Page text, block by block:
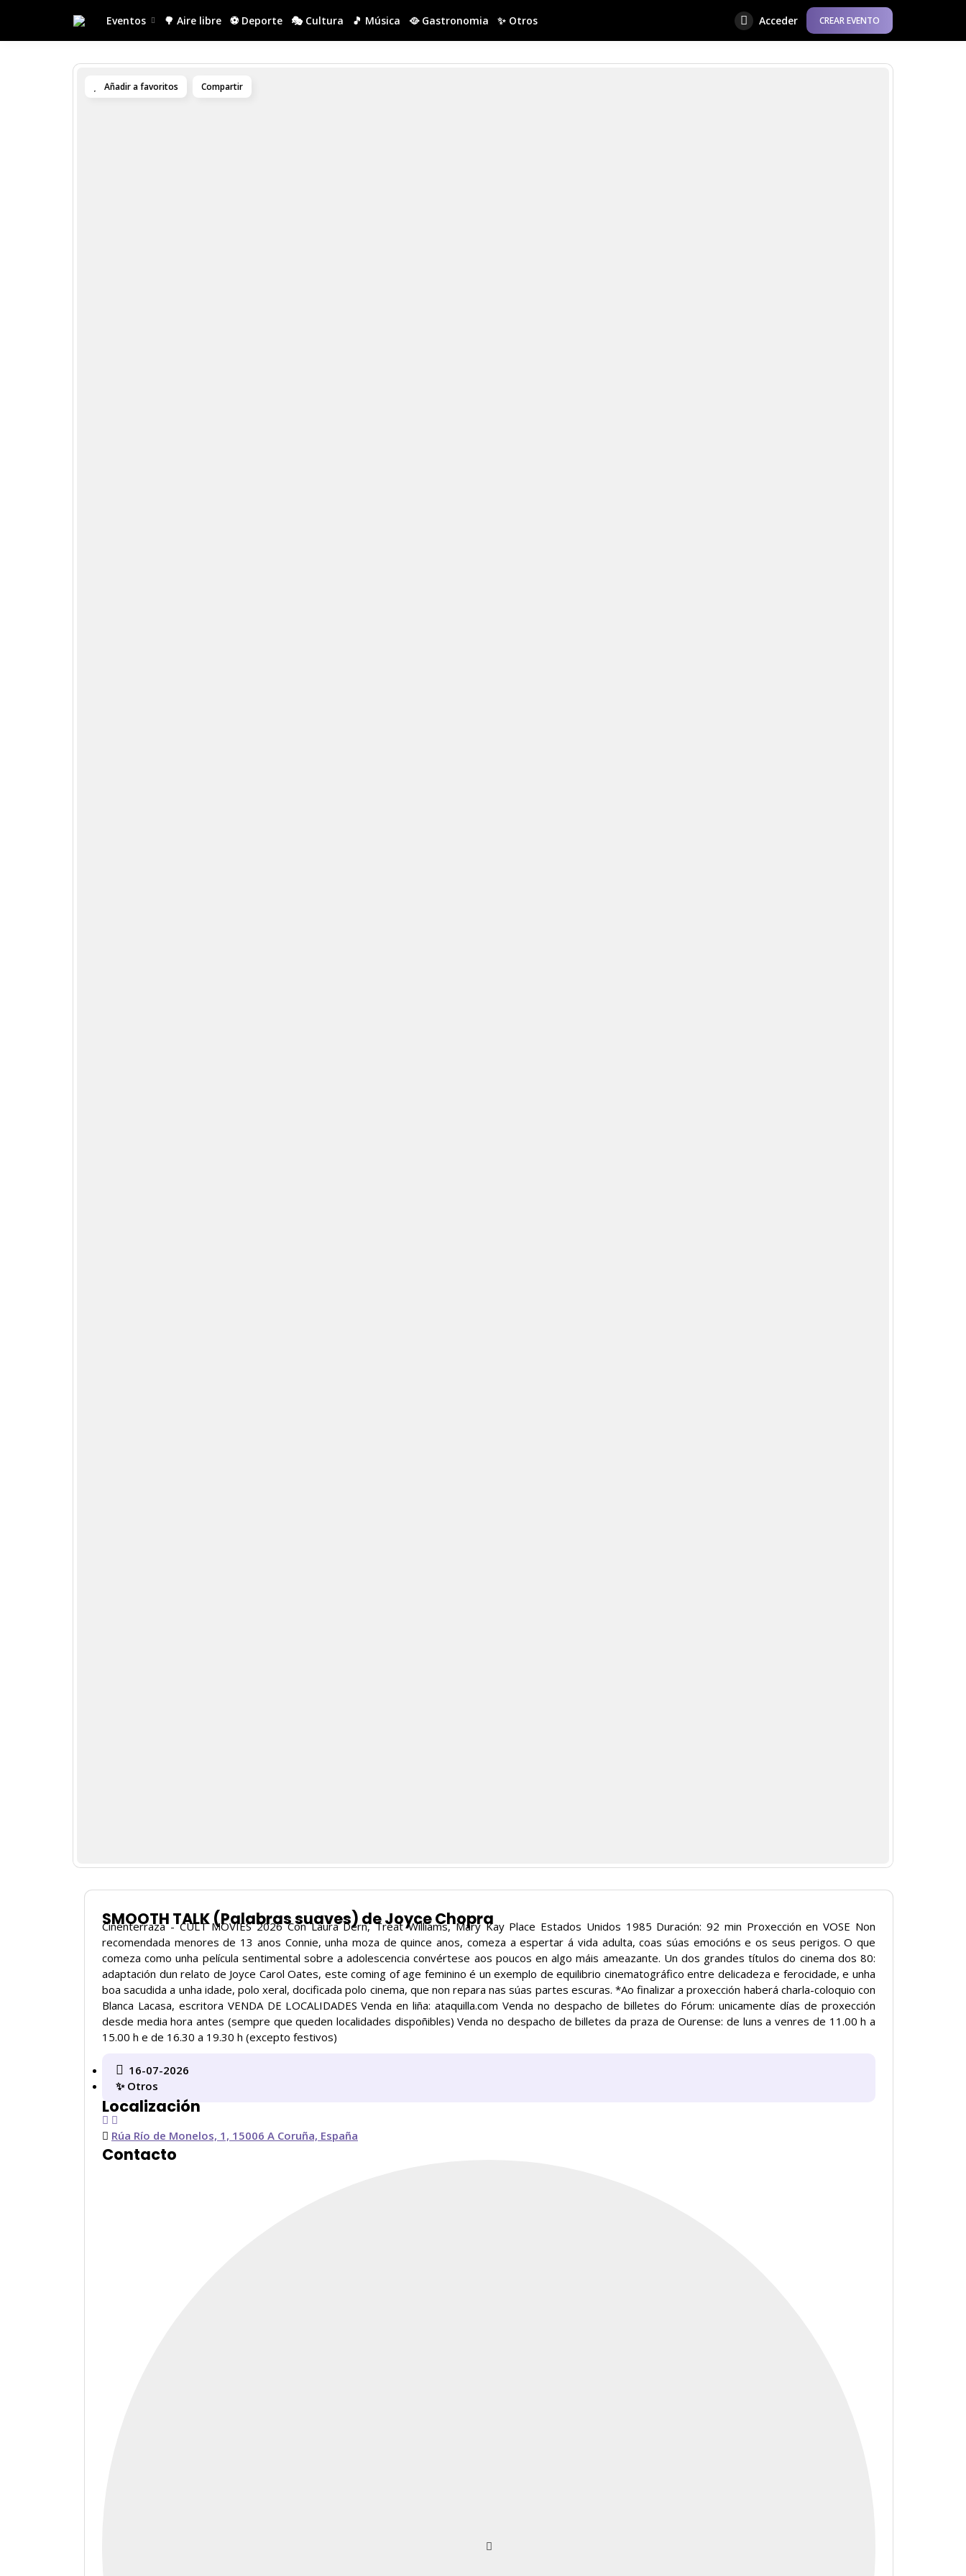
Eventos 🌳 Aire libre ⚽ Deporte 🎭 Cultura 🎵 Música 🥘 Gastronomia ✨ Otros Acceder CREAR EVENTO
Añadir a favoritos Compartir
SMOOTH TALK (Palabras suaves) de Joyce Chopra
Cinenterraza - CULT MOVIES 2026 Con Laura Dern, Treat Williams, Mary Kay Place Estados Unidos 1985 Duración: 92 min Proxección en VOSE Non
recomendada menores de 13 anos Connie, unha moza de quince anos, comeza a espertar á vida adulta, coas súas emocións e os seus perigos. O que
comeza como unha película sentimental sobre a adolescencia convértese aos poucos en algo máis ameazante. Un dos grandes títulos do cinema dos 80:
adaptación dun relato de Joyce Carol Oates, este coming of age feminino é un exemplo de equilibrio cinematográfico entre delicadeza e ferocidade, e unha
boa sacudida a unha idade, polo xeral, docificada polo cinema, que non repara nas súas partes escuras. *Ao finalizar a proxección haberá charla-coloquio con
Blanca Lacasa, escritora VENDA DE LOCALIDADES Venda en liña: ataquilla.com Venda no despacho de billetes do Fórum: unicamente días de proxección
desde media hora antes (sempre que queden localidades dispoñibles) Venda no despacho de billetes da praza de Ourense: de luns a venres de 11.00 h a
15.00 h e de 16.30 a 19.30 h (excepto festivos)
16-07-2026
✨ Otros
Localización
Rúa Río de Monelos, 1, 15006 A Coruña, España
Contacto